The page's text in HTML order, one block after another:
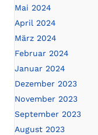
Mai 2024
April 2024
März 2024
Februar 2024
Januar 2024
Dezember 2023
November 2023
September 2023
August 2023